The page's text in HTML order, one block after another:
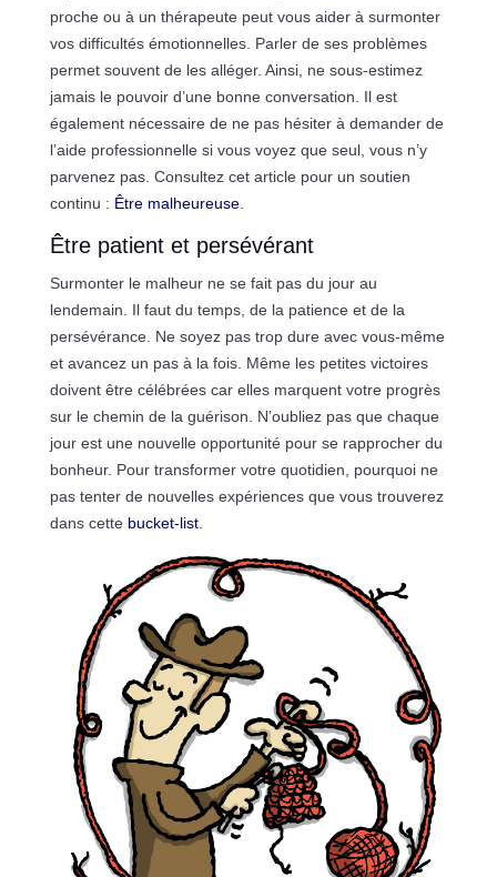
proche ou à un thérapeute peut vous aider à surmonter
vos difficultés émotionnelles. Parler de ses problèmes
permet souvent de les alléger. Ainsi, ne sous-estimez
jamais le pouvoir d’une bonne conversation. Il est
également nécessaire de ne pas hésiter à demander de
l’aide professionnelle si vous voyez que seul, vous n’y
parvenez pas. Consultez cet article pour un soutien
continu : Être malheureuse.
Être patient et persévérant
Surmonter le malheur ne se fait pas du jour au
lendemain. Il faut du temps, de la patience et de la
persévérance. Ne soyez pas trop dure avec vous-même
et avancez un pas à la fois. Même les petites victoires
doivent être célébrées car elles marquent votre progrès
sur le chemin de la guérison. N’oubliez pas que chaque
jour est une nouvelle opportunité pour se rapprocher du
bonheur. Pour transformer votre quotidien, pourquoi ne
pas tenter de nouvelles expériences que vous trouverez
dans cette bucket-list.